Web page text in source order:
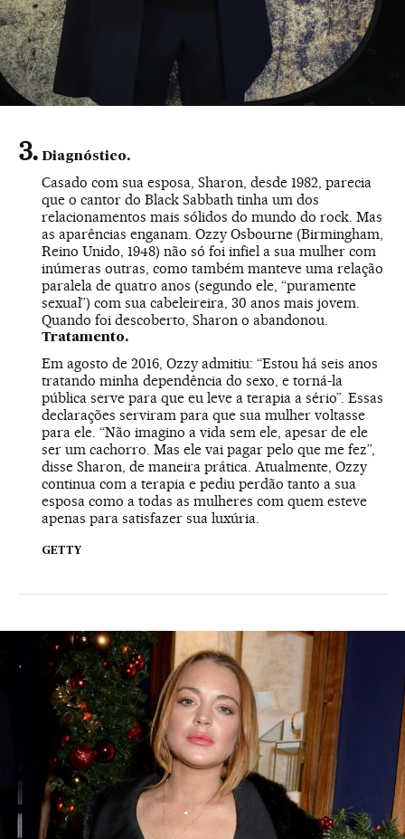
Diagnóstico.
Casado com sua esposa, Sharon, desde 1982, parecia
que o cantor do Black Sabbath tinha um dos
relacionamentos mais sólidos do mundo do rock. Mas
as aparências enganam. Ozzy Osbourne (Birmingham,
Reino Unido, 1948) não só foi infiel a sua mulher com
inúmeras outras, como também manteve uma relação
paralela de quatro anos (segundo ele, “puramente
sexual”) com sua cabeleireira, 30 anos mais jovem.
Quando foi descoberto, Sharon o abandonou.
Tratamento.
Em agosto de 2016, Ozzy admitiu: “Estou há seis anos
tratando minha dependência do sexo, e torná-la
pública serve para que eu leve a terapia a sério”. Essas
declarações serviram para que sua mulher voltasse
para ele. “Não imagino a vida sem ele, apesar de ele
ser um cachorro. Mas ele vai pagar pelo que me fez”,
disse Sharon, de maneira prática. Atualmente, Ozzy
continua com a terapia e pediu perdão tanto a sua
esposa como a todas as mulheres com quem esteve
apenas para satisfazer sua luxúria.
GETTY